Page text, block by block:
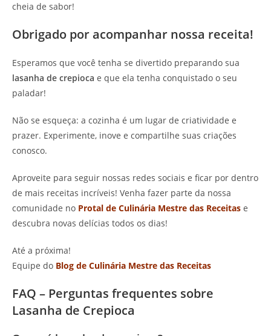
cheia de sabor!
Obrigado por acompanhar nossa receita!
Esperamos que você tenha se divertido preparando sua
lasanha de crepioca e que ela tenha conquistado o seu
paladar!
Não se esqueça: a cozinha é um lugar de criatividade e
prazer. Experimente, inove e compartilhe suas criações
conosco.
Aproveite para seguir nossas redes sociais e ficar por dentro
de mais receitas incríveis! Venha fazer parte da nossa
comunidade no Protal de Culinária Mestre das Receitas e
descubra novas delícias todos os dias!
Até a próxima!
Equipe do Blog de Culinária Mestre das Receitas
FAQ – Perguntas frequentes sobre
Lasanha de Crepioca